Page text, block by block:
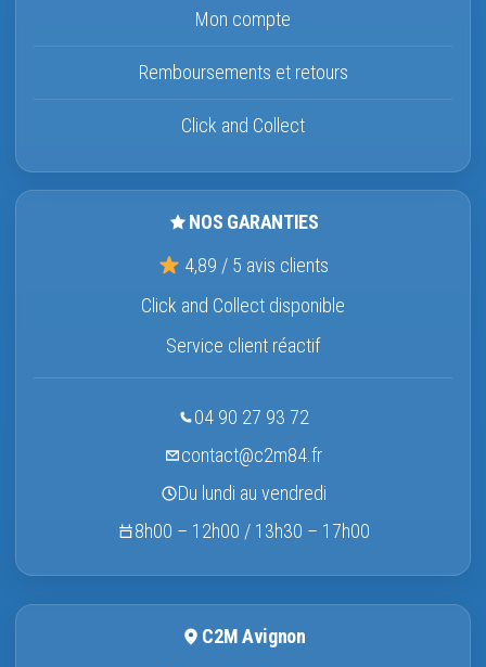
Mon compte
Remboursements et retours
Click and Collect
NOS GARANTIES
4,89 / 5 avis clients
Click and Collect disponible
Service client réactif
04 90 27 93 72
contact@c2m84.fr
Du lundi au vendredi
8h00 – 12h00 / 13h30 – 17h00
C2M Avignon